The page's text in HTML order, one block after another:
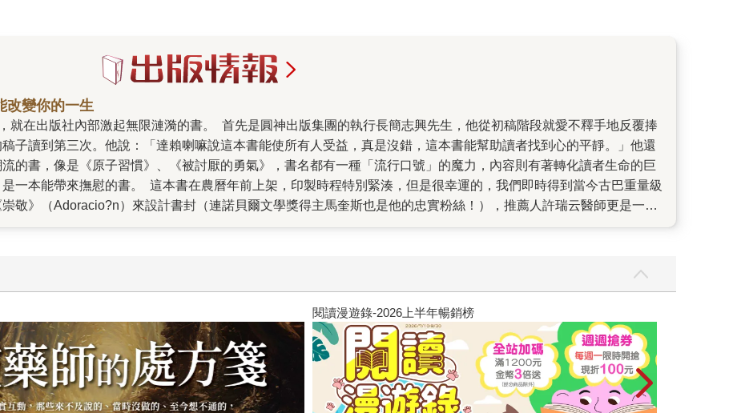
改變你的一生
子讀到第三次。他說：「達賴喇嘛說這本書能使所有人受益，真是沒錯，這本書能幫助讀者找到心的平靜。」他還
的書，像是《原子習慣》、《被討厭的勇氣》，書名都有一種「流行口號」的魔力，內容則有著轉化讀者生命的巨
一本能帶來撫慰的書。 這本書在農曆年前上架，印製時程特別緊湊，但是很幸運的，我們即時得到當今古巴重量級
敬》（Adoracio?n）來設計書封（連諾貝爾文學獎得主馬奎斯也是他的忠實粉絲！），推薦人許瑞云醫師更是一個
書」。許多人說，掩卷後放聲大哭，同時感覺到心溫暖了起來，這不是一本悲傷的書，而是一本安慰之書，會讓人
重讀。 除了來自圓神執行長身為出版人對於好書的熱切目光，我也實實在在地在《我可能錯了》出版前夕，感受到
我可能錯了」、「我錯了」、「我真的錯了」作為工作溝通時的開場白，打開EMAIL，我不禁會心一笑，同時也深
，有了這句話所帶來的暫停、柔軟和寬容，一切都變得容易許多。 《我可能錯了》聽似輕描淡寫，但這卻是比約
、噬人的憂鬱風暴、找到摯愛卻罹患罕病的巨大打擊、陪伴父親經歷安樂死，又正面擁抱自己的生命終點之後，所
甚至寫在紙上，不需要十秒鐘，卻能改變你的一生。
飢餓遊戲前傳贈早優券